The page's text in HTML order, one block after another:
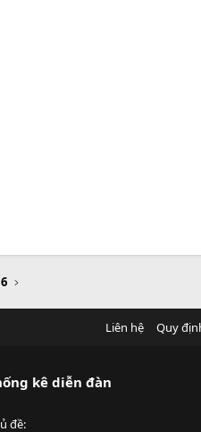
Liên hệ Quy
kê diễn đàn
đề